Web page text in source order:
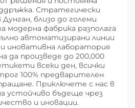
Стратегически
близо до големи
фабрика разполага
автоматизирани линии
иновативна лаборатория
да произведе до 200,000
всеки ден, всички
100% предварителен
Приключете с нас в
устойчиво бъдеще чрез
и иновации.